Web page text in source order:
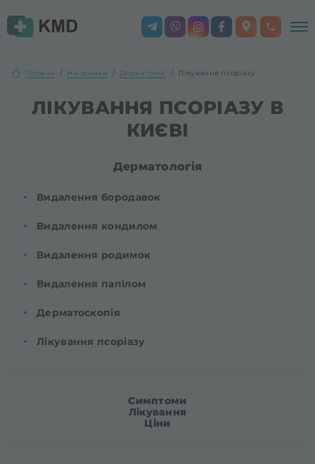
Головна Напрямки Дерматолог Лікування псоріазу
ЛІКУВАННЯ ПСОРІАЗУ В
КИЄВІ
Дерматологія
Видалення бородавок
Видалення кондилом
Видалення родимок
Видалення папілом
Дерматоскопія
Лікування псоріазу
Симптоми
Лікування
Ціни